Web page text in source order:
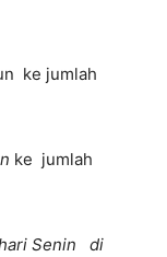
ke jumlah
ke jumlah
Senin di